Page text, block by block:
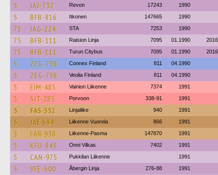
5 JAJ-732 Revon 17243 1990
5 BFB-816 Itkonen 147665 1990
75 JAG-224 STA 7253 1990
75 BFB-111 Raision Linja 7095 01.1990 2016
75 BFB-111 Turun Citybus 7095 01.1990 2016
5 ZEG-758 Connex Finland 811 04.1990
5 ZEG-758 Veolia Finland 811 04.1990
5 EIM-485 Vainion Liikenne 7374 1991
5 SJT-285 Porvoon 338-91 1991
5 FAS-352 Linjaliike 940 1991
5 JAE-694 Liikenne Vuorela 866 1991
5 FAR-938 Liikenne-Pasma 147870 1991
5 KFU-843 Onni Vilkas 7402 1991
5 CAN-975 Pukkilan Liikenne 1991
5 VFE-600 Åbergin Linja 276-88 1991